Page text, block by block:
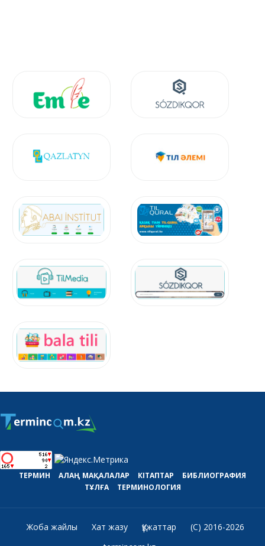
ТЕРМИН АЛАҢ МАҚАЛАЛАР КІТАПТАР
БИБЛИОГРАФИЯ
ТҰЛҒА
ТЕРМИНОЛОГИЯ
Жоба жайлы Хат жазу Құжаттар
(C) 2016-2026